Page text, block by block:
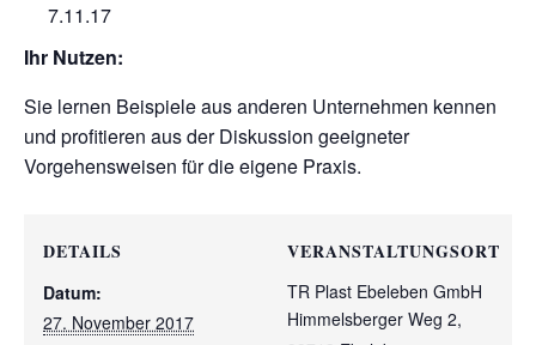
7.11.17
Ihr Nutzen:
Sie lernen Beispiele aus anderen Unternehmen kennen
und profitieren aus der Diskussion geeigneter
Vorgehensweisen für die eigene Praxis.
DETAILS
Datum:
27. November 2017
VERANSTALTUNGSORT
TR Plast Ebeleben GmbH
Himmelsberger Weg 2,